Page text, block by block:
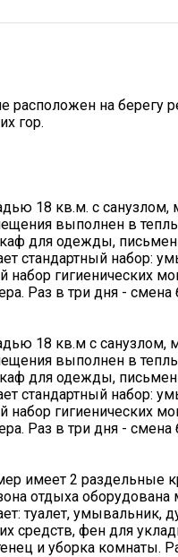
расположен на
гор.
18 кв.м. с санузлом,
выполнен в
для одежды,
стандартный набор:
гигиенических
Раз в три дня - смена
18 кв.м с санузлом,
выполнен в
для одежды,
стандартный набор:
гигиенических
Раз в три дня - смена
имеет 2 раздельные
отдыха
туалет, умывальник,
средств, фен для
и уборка комнаты.